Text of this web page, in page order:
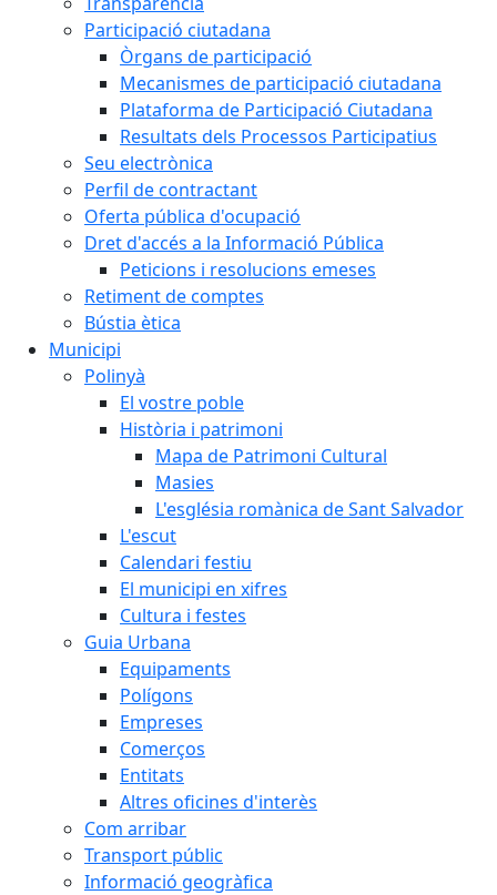
Participació ciutadana
Òrgans de participació
Mecanismes de participació ciutadana
Plataforma de Participació Ciutadana
Resultats dels Processos Participatius
Seu electrònica
Perfil de contractant
Oferta pública d'ocupació
Dret d'accés a la Informació Pública
Peticions i resolucions emeses
Retiment de comptes
Bústia ètica
Municipi
Polinyà
El vostre poble
Història i patrimoni
Mapa de Patrimoni Cultural
Masies
L'església romànica de Sant Salvador
L'escut
Calendari festiu
El municipi en xifres
Cultura i festes
Guia Urbana
Equipaments
Polígons
Empreses
Comerços
Entitats
Altres oficines d'interès
Com arribar
Transport públic
Informació geogràfica